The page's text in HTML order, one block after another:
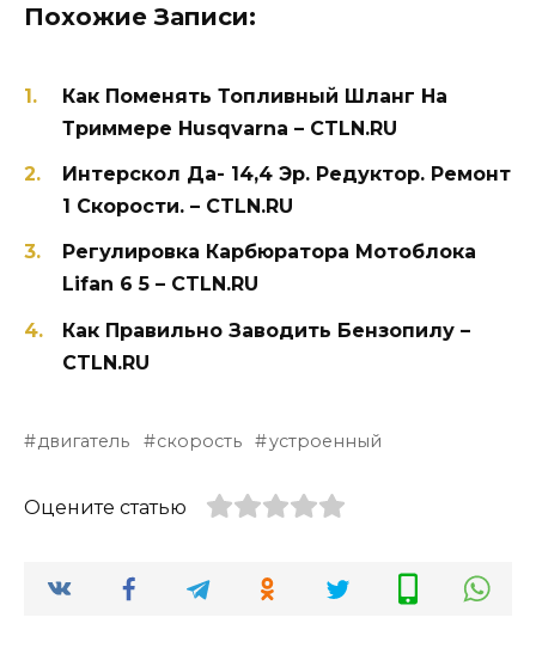
Похожие Записи:
Как Поменять Топливный Шланг На
Триммере Husqvarna – CTLN.RU
Интерскол Да- 14,4 Эр. Редуктор. Ремонт
1 Скорости. – CTLN.RU
Регулировка Карбюратора Мотоблока
Lifan 6 5 – CTLN.RU
Как Правильно Заводить Бензопилу –
CTLN.RU
двигатель скорость устроенный
Оцените статью